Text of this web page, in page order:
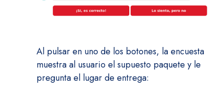
Al pulsar en uno de los botones, la encuesta
muestra al usuario el supuesto paquete y le
pregunta el lugar de entrega: